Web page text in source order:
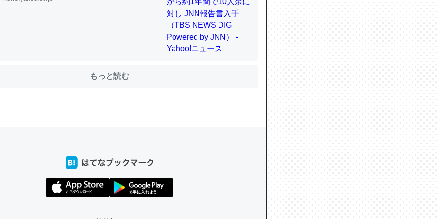
を実家に置いて４年。でたまに覗いてる。ぼちぼちRingも置こうかと画策
、Googleマップで位置情報を共有してる。電池残量や充電中かが分かるのでこ
するくらいだった遠方の父67歳と僕。ITツール導入でコミュニケーションが劇的に変化し
生で親と会える残り時間を日数にすると1週間とかの人が多いそうだけど、それ
するくらいだった遠方の父67歳と僕。ITツール導入でコミュニケーションが劇的に変化し
もっと読む